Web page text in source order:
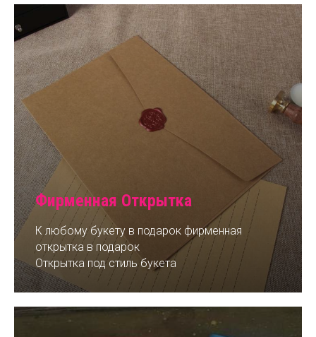
Фирменная Открытка
К любому букету в подарок фирменная
открытка в подарок
Открытка под стиль букета